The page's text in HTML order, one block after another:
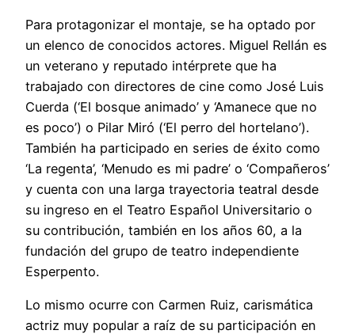
Para protagonizar el montaje, se ha optado por
un elenco de conocidos actores. Miguel Rellán es
un veterano y reputado intérprete que ha
trabajado con directores de cine como José Luis
Cuerda (‘El bosque animado’ y ‘Amanece que no
es poco’) o Pilar Miró (‘El perro del hortelano’).
También ha participado en series de éxito como
‘La regenta’, ‘Menudo es mi padre’ o ‘Compañeros’
y cuenta con una larga trayectoria teatral desde
su ingreso en el Teatro Español Universitario o
su contribución, también en los años 60, a la
fundación del grupo de teatro independiente
Esperpento.
Lo mismo ocurre con Carmen Ruiz, carismática
actriz muy popular a raíz de su participación en